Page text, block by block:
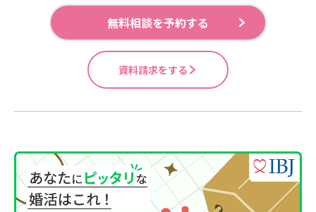
無料相談を予約する
資料請求をする